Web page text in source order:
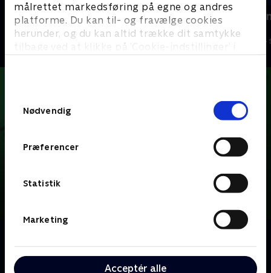
målrettet markedsføring på egne og andres
platforme. Du kan til- og fravælge cookies
herunder, og du kan altid trække dit samtykke
tilbage ved at klikke på ’Cookie-indstillinger’ i
Nødvendig
Præferencer
Statistik
Marketing
Acceptér alle
Lykkehjulet
Quiz-shows • 2 sæsoner
Feltet -
quizkamp
Quiz-shows •
det danske sprog og masser af konkurrence. Hvem